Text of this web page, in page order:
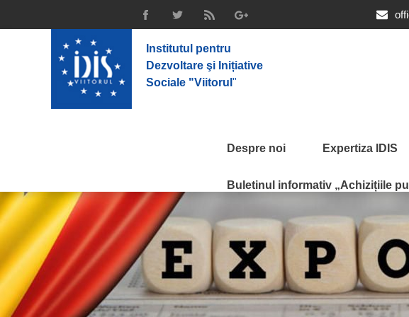
Institutul pentru
Dezvoltare şi Inițiative
Sociale "Viitorul "
Despre noi Expertiza IDIS
Buletinul informativ „Achizițiile